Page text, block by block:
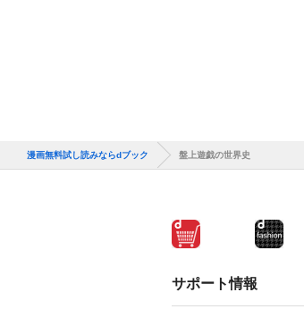
漫画無料試し読みならdブック 盤上遊戯の世界史
サポート情報